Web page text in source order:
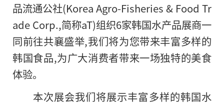
品流通公社(Korea Agro-Fisheries & Food Tr
ade Corp.,简称aT)组织6家韩国水产品展商一
同前往共襄盛举,我们将为您带来丰富多样的
韩国食品,为广大消费者带来一场独特的美食
体验。
本次展会我们将展示丰富多样的韩国水